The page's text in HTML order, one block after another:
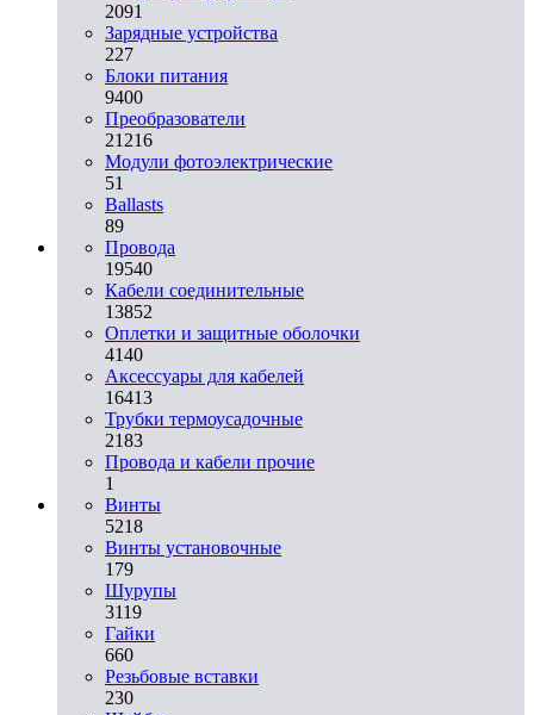
2091
Зарядные устройства
227
Блоки питания
9400
Преобразователи
21216
Модули фотоэлектрические
51
Ballasts
89
Провода
19540
Кабели соединительные
13852
Оплетки и защитные оболочки
4140
Аксессуары для кабелей
16413
Трубки термоусадочные
2183
Провода и кабели прочие
1
Винты
5218
Винты установочные
179
Шурупы
3119
Гайки
660
Резьбовые вставки
230